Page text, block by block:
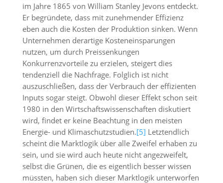
im Jahre 1865 von William Stanley Jevons entdeckt.
Er begründete, dass mit zunehmender Effizienz
eben auch die Kosten der Produktion sinken. Wenn
Unternehmen derartige Kosteneinsparungen
nutzen, um durch Preissenkungen
Konkurrenzvorteile zu erzielen, steigert dies
tendenziell die Nachfrage. Folglich ist nicht
auszuschließen, dass der Verbrauch der effizienten
Inputs sogar steigt. Obwohl dieser Effekt schon seit
1980 in den Wirtschaftswissenschaften diskutiert
wird, findet er keine Beachtung in den meisten
Energie- und Klimaschutzstudien.[5] Letztendlich
scheint die Marktlogik über alle Zweifel erhaben zu
sein, und sie wird auch heute nicht angezweifelt,
selbst die Grünen, die es eigentlich besser wissen
müssten, haben sich dieser Marktlogik unterworfen